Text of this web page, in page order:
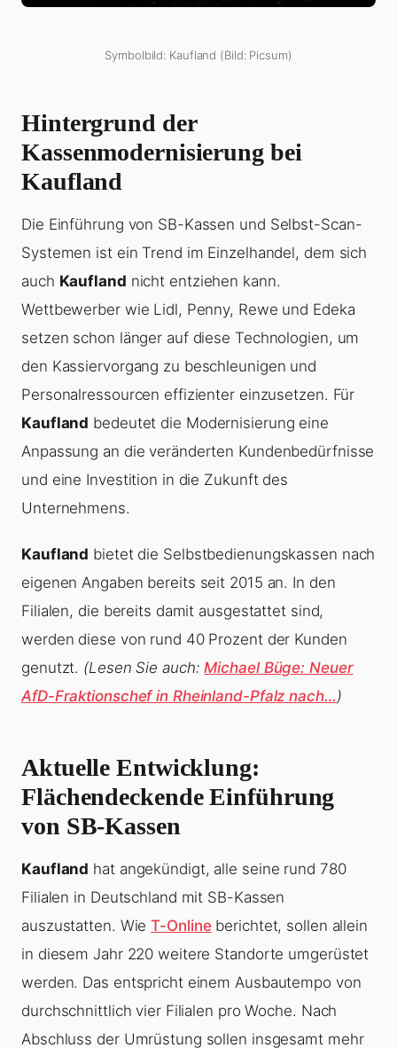
Symbolbild: Kaufland (Bild: Picsum)
Hintergrund der
Kassenmodernisierung bei
Kaufland
Die Einführung von SB-Kassen und Selbst-Scan-
Systemen ist ein Trend im Einzelhandel, dem sich
auch Kaufland nicht entziehen kann.
Wettbewerber wie Lidl, Penny, Rewe und Edeka
setzen schon länger auf diese Technologien, um
den Kassiervorgang zu beschleunigen und
Personalressourcen effizienter einzusetzen. Für
Kaufland bedeutet die Modernisierung eine
Anpassung an die veränderten Kundenbedürfnisse
und eine Investition in die Zukunft des
Unternehmens.
Kaufland bietet die Selbstbedienungskassen nach
eigenen Angaben bereits seit 2015 an. In den
Filialen, die bereits damit ausgestattet sind,
werden diese von rund 40 Prozent der Kunden
genutzt. (Lesen Sie auch:Michael Büge: Neuer
AfD-Fraktionschef in Rheinland-Pfalz nach…)
Aktuelle Entwicklung:
Flächendeckende Einführung
von SB-Kassen
Kaufland hat angekündigt, alle seine rund 780
Filialen in Deutschland mit SB-Kassen
auszustatten. WieT-Onlineberichtet, sollen allein
in diesem Jahr 220 weitere Standorte umgerüstet
werden. Das entspricht einem Ausbautempo von
durchschnittlich vier Filialen pro Woche. Nach
Abschluss der Umrüstung sollen insgesamt mehr